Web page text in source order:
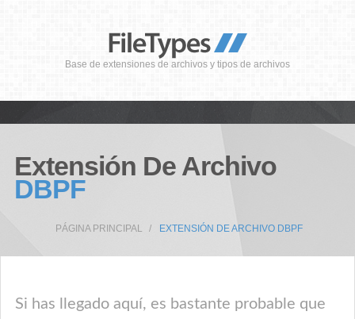
Base de extensiones de archivos y tipos de archivos
Extensión De Archivo
DBPF
PÁGINA PRINCIPAL EXTENSIÓN DE ARCHIVO DBPF
Si has llegado aquí, es bastante probable que